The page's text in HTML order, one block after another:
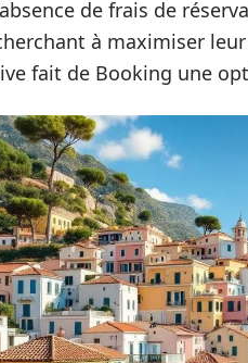
de frais de
à maximiser
fait de Booking une